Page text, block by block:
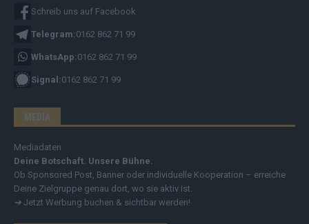
Schreib uns auf Facebook
Telegram:0162 862 71 99
WhatsApp:0162 862 71 99
Signal:0162 862 71 99
MEDIA
Mediadaten
Deine Botschaft. Unsere Bühne.
Ob Sponsored Post, Banner oder individuelle Kooperation – erreiche
Deine Zielgruppe genau dort, wo sie aktiv ist.
➔ Jetzt Werbung buchen & sichtbar werden!